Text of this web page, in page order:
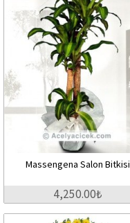
Massengena Salon Bitkisi
4,250.00₺